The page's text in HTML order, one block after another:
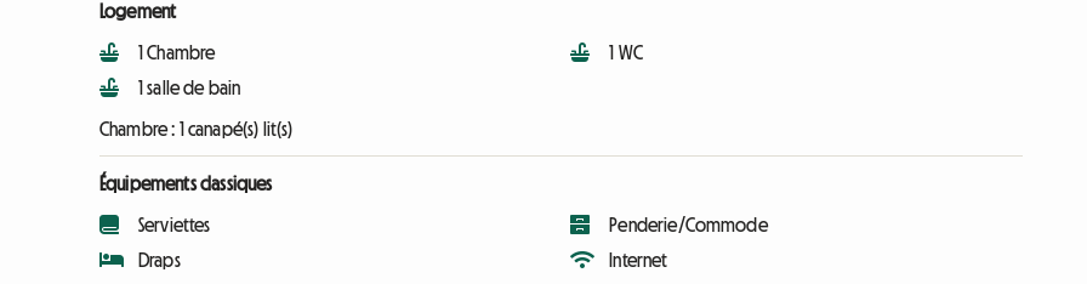
Logement
1 Chambre
1 salle de bain
1 WC
Chambre : 1 canapé(s) lit(s)
Équipements classiques
Serviettes
Draps
Penderie/Commode
Internet